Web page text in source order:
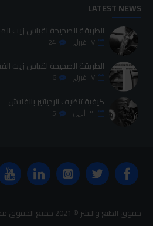
LATEST NEWS
الطريقة الصحيحة لقياس زيت
٠٧ فبراير 24
الطريقة الصحيحة لقياس زيت
٠٧ فبراير 6
كيفية تنظيف الردياتير بالفلاش
٣٠ أبريل 5
حقوق الطبع والنشر © 2021 جميع الحقوق محفوظة sabrystores.com. من تصميم-